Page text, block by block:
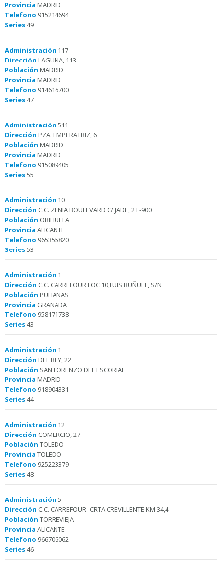
Provincia MADRID
Telefono 915214694
Series49
Administración 117
Dirección LAGUNA, 113
Población MADRID
Provincia MADRID
Telefono 914616700
Series47
Administración 511
Dirección PZA. EMPERATRIZ, 6
Población MADRID
Provincia MADRID
Telefono 915089405
Series55
Administración 10
Dirección C.C. ZENIA BOULEVARD C/ JADE, 2 L-900
Población ORIHUELA
Provincia ALICANTE
Telefono 965355820
Series53
Administración 1
Dirección C.C. CARREFOUR LOC 10,LUIS BUÑUEL, S/N
Población PULIANAS
Provincia GRANADA
Telefono 958171738
Series43
Administración 1
Dirección DEL REY, 22
Población SAN LORENZO DEL ESCORIAL
Provincia MADRID
Telefono 918904331
Series44
Administración 12
Dirección COMERCIO, 27
Población TOLEDO
Provincia TOLEDO
Telefono 925223379
Series48
Administración 5
Dirección C.C. CARREFOUR -CRTA CREVILLENTE KM 34,4
Población TORREVIEJA
Provincia ALICANTE
Telefono 966706062
Series46